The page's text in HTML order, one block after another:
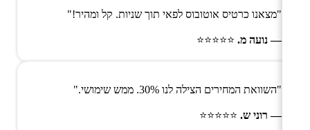
"מצאנו כרטיס אוטובוס לפאי תוך שניות. קל ומהיר!"
— נועה מ. ⭐⭐⭐⭐⭐
"השוואת המחירים הצילה לנו 30%. ממש שימושי."
— רוני ש. ⭐⭐⭐⭐⭐